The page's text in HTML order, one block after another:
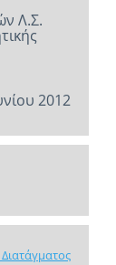
Λ.Σ.
2012